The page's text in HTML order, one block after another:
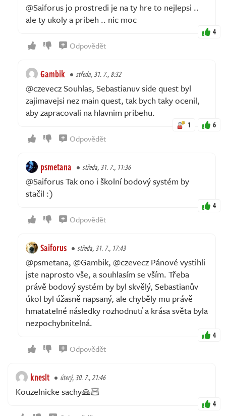
@Saiforus jo prostredi je na ty hre to nejlepsi ..
ale ty ukoly a pribeh .. nic moc
4
Odpovědět
Gambik středa, 31. 7., 8:32
@czevecz Souhlas, Sebastianuv side quest byl
zajimavejsi nez main quest, tak bych taky ocenil,
aby zapracovali na hlavnim pribehu.
1 6
Odpovědět
psmetana středa, 31. 7., 11:36
@Saiforus Tak ono i školní bodový systém by
stačil :)
4
Odpovědět
Saiforus středa, 31. 7., 17:43
@psmetana, @Gambik, @czevecz Pánové vystihli
jste naprosto vše, a souhlasím se vším. Třeba
právě bodový systém by byl skvělý, Sebastianův
úkol byl úžasně napsaný, ale chyběly mu právě
hmatatelné následky rozhodnutí a krása světa byla
nezpochybnitelná.
4
Odpovědět
kneslt úterý, 30. 7., 21:46
Kouzelnicke sachy🙏🏻
4